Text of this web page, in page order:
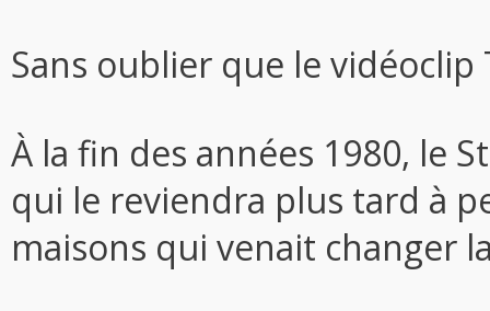
Sans oublier que le
À la fin des années 1980, le
qui le reviendra plus tard à
maisons qui venait changer